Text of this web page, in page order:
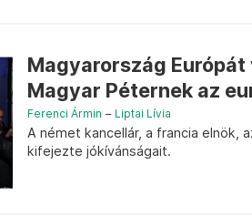
Magyarország
Magyar Péternek az
Ferenci Ármin – Liptai Lívia
A német kancellár, a francia elnök,
kifejezte jókívánságait.